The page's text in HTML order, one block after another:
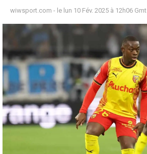
wiwsport.com - le lun 10 Fév. 2025 à 12h06 Gmt